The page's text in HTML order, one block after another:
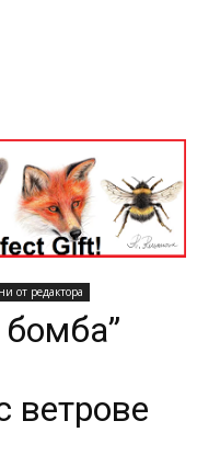
от редактора
ветрове